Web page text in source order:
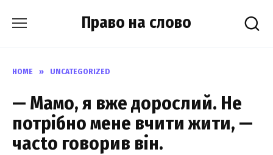
Право на слово
HOME » UNCATEGORIZED
— Мамо, я вже дорослий. Не
потрібно мене вчити жити, —
часtо говорив він.